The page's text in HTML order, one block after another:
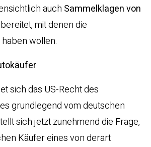
auch Sammelklagen von
mit denen die
wollen.
sich das US-Recht des
grundlegend vom deutschen
sich jetzt zunehmend die Frage,
Käufer eines von derart